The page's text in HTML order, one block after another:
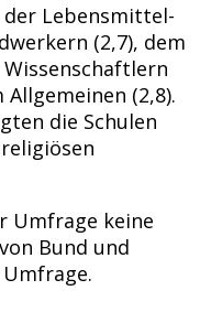
Lebensmittel-
(2,7), dem
(2,8).
die Schulen
Umfrage keine
Bund und